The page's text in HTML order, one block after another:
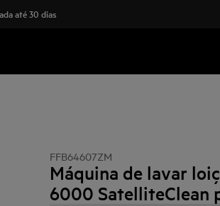
até 30 dias
FFB64607ZM
Máquina de lavar
6000 SatelliteClean